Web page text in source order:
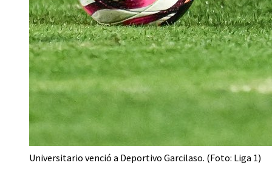
Universitario venció a Deportivo Garcilaso. (Foto: Liga 1)